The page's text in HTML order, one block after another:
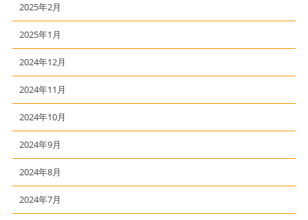
2025年2月
2025年1月
2024年12月
2024年11月
2024年10月
2024年9月
2024年8月
2024年7月